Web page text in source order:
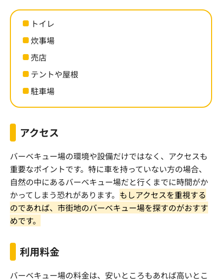
トイレ
炊事場
売店
テントや屋根
駐車場
アクセス
バーベキュー場の環境や設備だけではなく、アクセスも
重要なポイントです。特に車を持っていない方の場合、
自然の中にあるバーベキュー場だと行くまでに時間がか
かってしまう恐れがあります。 もしアクセスを重視する
のであれば、市街地のバーベキュー場を探すのがおすす
めです。
利用料金
バーベキュー場の料金は、安いところもあれば高いとこ